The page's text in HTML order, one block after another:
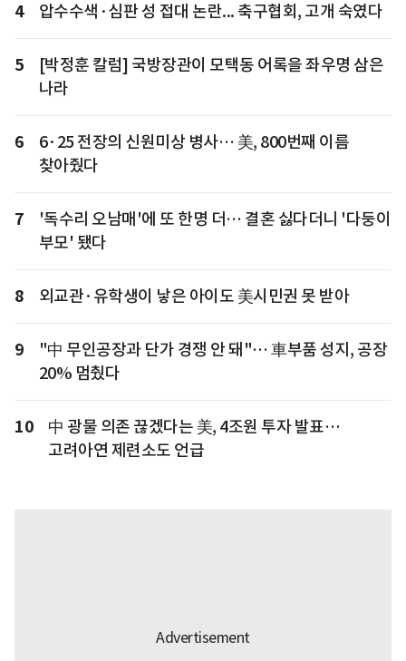
4 압수수색·심판 성 접대 논란... 축구협회, 고개 숙였다
5
[박정훈 칼럼] 국방장관이 모택동 어록을 좌우명 삼은
나라
6
6·25 전장의 신원미상 병사… 美, 800번째 이름
찾아줬다
7
'독수리 오남매'에 또 한명 더… 결혼 싫다더니 '다둥이
부모' 됐다
8 외교관·유학생이 낳은 아이도 美시민권 못 받아
9
"中 무인공장과 단가 경쟁 안 돼"… 車부품 성지, 공장
20% 멈췄다
10
中 광물 의존 끊겠다는 美, 4조원 투자 발표…
고려아연 제련소도 언급